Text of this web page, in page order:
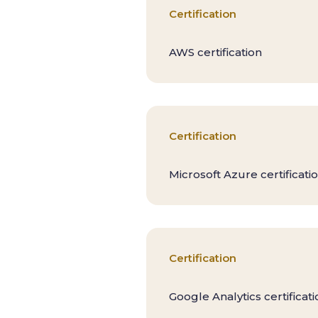
Certification
AWS certification
Certification
Microsoft Azure
Certification
Google Analytics